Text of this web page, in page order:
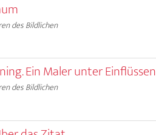
des Bildlichen
Ein Maler unter Einflüssen
des Bildlichen